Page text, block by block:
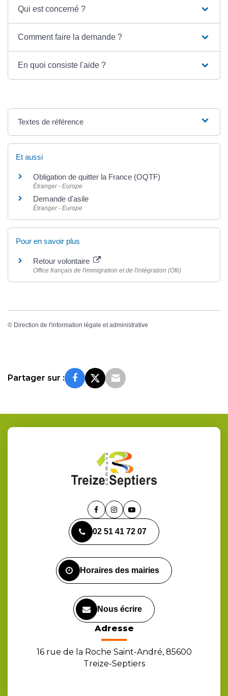
Qui est concerné ?
Comment faire la demande ?
En quoi consiste l'aide ?
Textes de référence
Et aussi
Obligation de quitter la France (OQTF)
Étranger - Europe
Demande d'asile
Étranger - Europe
Pour en savoir plus
Retour volontaire
Office français de l'immigration et de l'intégration (Ofii)
© Direction de l'information légale et administrative
Partager sur :
Lien
le
compte
Lien
le
compte
Lien
la
chaîne
02 51 41 72 07
Horaires des mairies
Nous écrire
Adresse
16 rue de la Roche Saint-André, 85600
Treize-Septiers